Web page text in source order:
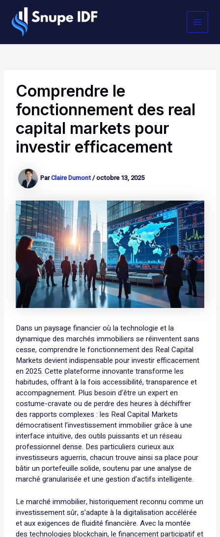
contenu
Comprendre le
fonctionnement des real
capital markets pour
investir efficacement
ParClaire Dumont/octobre 13, 2025
Dans un paysage financier où la technologie et la
dynamique des marchés immobiliers se réinventent sans
cesse, comprendre le fonctionnement des Real Capital
Markets devient indispensable pour investir efficacement
en 2025. Cette plateforme innovante transforme les
habitudes, offrant à la fois accessibilité, transparence et
accompagnement. Plus besoin d’être un expert en
costume-cravate ou de perdre des heures à déchiffrer
des rapports complexes : les Real Capital Markets
démocratisent l’investissement immobilier grâce à une
interface intuitive, des outils puissants et un réseau
professionnel dense. Des particuliers curieux aux
investisseurs aguerris, chacun trouve ainsi sa place pour
bâtir un portefeuille solide, soutenu par une analyse de
marché granularisée et une gestion d’actifs intelligente.
Le marché immobilier, historiquement reconnu comme un
investissement sûr, s’adapte à la digitalisation accélérée
et aux exigences de fluidité financière. Avec la montée
des technologies blockchain, le financement participatif et